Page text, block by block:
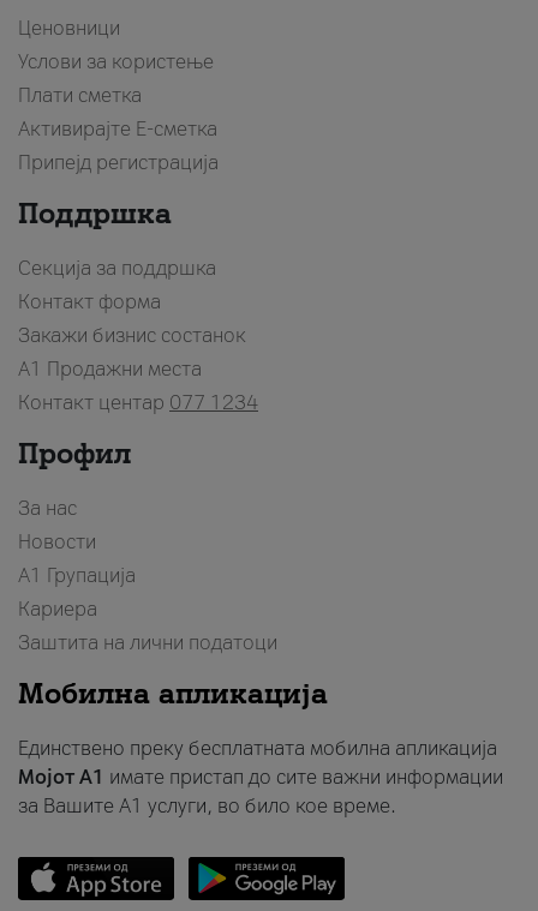
Ценовници
Услови за користење
Плати сметка
Активирајте Е-сметка
Припејд регистрација
Поддршка
Секција за поддршка
Контакт форма
Закажи бизнис состанок
A1 Продажни места
Контакт центар 077 1234
Профил
За нас
Новости
А1 Групација
Кариера
Заштита на лични податоци
Мобилна апликација
Единствено преку бесплатната мобилна апликација
Мојот A1 имате пристап до сите важни информации
за Вашите A1 услуги, во било кое време.